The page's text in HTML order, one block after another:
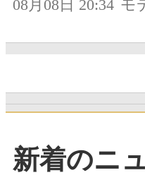
08月08日 20:34 モ
新着のニ